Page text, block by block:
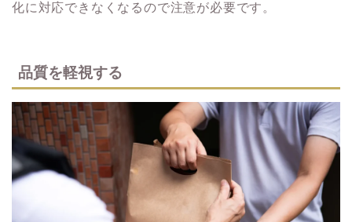
化に対応できなくなるので注意が必要です。
品質を軽視する